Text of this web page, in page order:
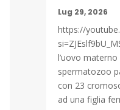
Lug 29, 2026
https://
l’uovo
spermatozoo
con 23
ad una figlia